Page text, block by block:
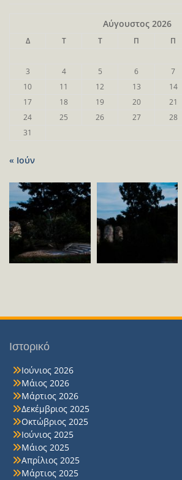
Αύγουστος 2026
Δ Τ Τ Π Π
3
4 5 6 7
10
11 12 13 14
17
18 19 20 21
24
25 26 27 28
31
« Ιούν
Ιστορικό
Ιούνιος 2026
Μάιος 2026
Μάρτιος 2026
Δεκέμβριος 2025
Οκτώβριος 2025
Ιούνιος 2025
Μάιος 2025
Απρίλιος 2025
Μάρτιος 2025